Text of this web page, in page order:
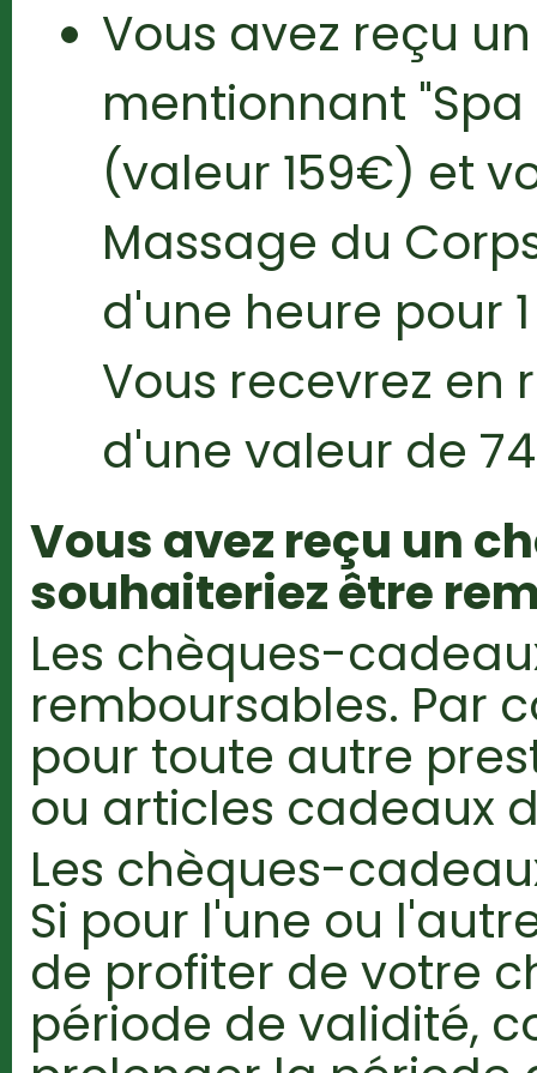
Vous avez reçu
mentionnant "Spa
(valeur 159€) et
Massage du
d'une heure pour
Vous recevrez
d'une valeur de
Vous avez reçu un
souhaiteriez être
Les chèques-
remboursables. Par
pour toute autre
ou articles cadeaux
Les chèques-
Si pour l'une ou
de profiter de votre
période de validité,